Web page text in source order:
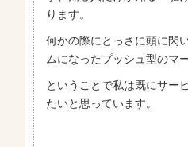
ります。
何かの際にとっさに頭に閃
ムになったプッシュ型のマ
ということで私は既にサー
たいと思っています。